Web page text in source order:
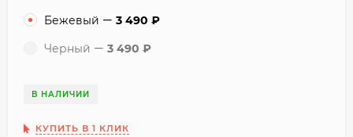
Бежевый 3 490 ₽
Черный 3 490 ₽
В НАЛИЧИИ
КУПИТЬ В 1 КЛИК